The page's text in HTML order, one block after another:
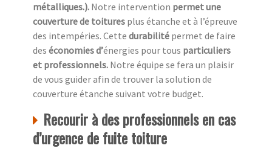
métalliques.). Notre intervention permet une
couverture de toitures plus étanche et à l’épreuve
des intempéries. Cette durabilité permet de faire
des économies d’énergies pour tous particuliers
et professionnels. Notre équipe se fera un plaisir
de vous guider afin de trouver la solution de
couverture étanche suivant votre budget.
Recourir à des professionnels en cas
d’urgence de fuite toiture